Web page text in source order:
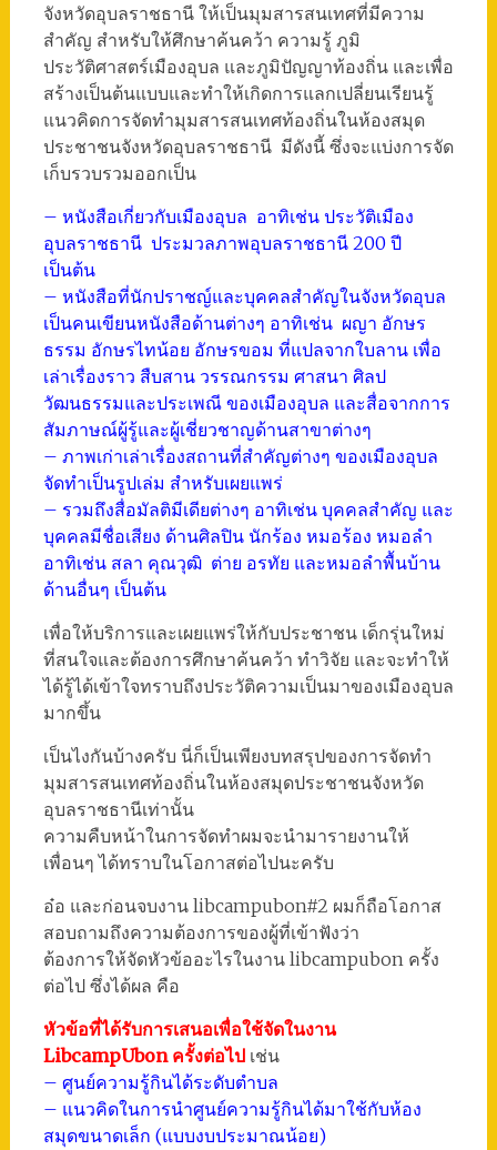
จังหวัดอุบลราชธานี ให้เป็นมุมสารสนเทศที่มีความ
สำคัญ สำหรับให้ศึกษาค้นคว้า ความรู้ ภูมิ
ประวัติศาสตร์เมืองอุบล และภูมิปัญญาท้องถิ่น และเพื่อ
สร้างเป็นต้นแบบและทำให้เกิดการแลกเปลี่ยนเรียนรู้
แนวคิดการจัดทำมุมสารสนเทศท้องถิ่นในห้องสมุด
ประชาชนจังหวัดอุบลราชธานี มีดังนี้ ซึ่งจะแบ่งการจัด
เก็บรวบรวมออกเป็น
– หนังสือเกี่ยวกับเมืองอุบล อาทิเช่น ประวัติเมือง
อุบลราชธานี ประมวลภาพอุบลราชธานี 200 ปี
เป็นต้น
– หนังสือที่นักปราชญ์และบุคคลสำคัญในจังหวัดอุบล
เป็นคนเขียนหนังสือด้านต่างๆ อาทิเช่น ผญา อักษร
ธรรม อักษรไทน้อย อักษรขอม ที่แปลจากใบลาน เพื่อ
เล่าเรื่องราว สืบสาน วรรณกรรม ศาสนา ศิลป
วัฒนธรรมและประเพณี ของเมืองอุบล และสื่อจากการ
สัมภาษณ์ผู้รู้และผู้เชี่ยวชาญด้านสาขาต่างๆ
– ภาพเก่าเล่าเรื่องสถานที่สำคัญต่างๆ ของเมืองอุบล
จัดทำเป็นรูปเล่ม สำหรับเผยแพร่
– รวมถึงสื่อมัลติมีเดียต่างๆ อาทิเช่น บุคคลสำคัญ และ
บุคคลมีชื่อเสียง ด้านศิลปิน นักร้อง หมอร้อง หมอลำ
อาทิเช่น สลา คุณวุฒิ ต่าย อรทัย และหมอลำพื้นบ้าน
ด้านอื่นๆ เป็นต้น
เพื่อให้บริการและเผยแพร่ให้กับประชาชน เด็กรุ่นใหม่
ที่สนใจและต้องการศึกษาค้นคว้า ทำวิจัย และจะทำให้
ได้รู้ได้เข้าใจทราบถึงประวัติความเป็นมาของเมืองอุบล
มากขึ้น
เป็นไงกันบ้างครับ นี่ก็เป็นเพียงบทสรุปของการจัดทำ
มุมสารสนเทศท้องถิ่นในห้องสมุดประชาชนจังหวัด
อุบลราชธานีเท่านั้น
ความคืบหน้าในการจัดทำผมจะนำมารายงานให้
เพื่อนๆ ได้ทราบในโอกาสต่อไปนะครับ
อ๋อ และก่อนจบงาน libcampubon#2 ผมก็ถือโอกาส
สอบถามถึงความต้องการของผู้ที่เข้าฟังว่า
ต้องการให้จัดหัวข้ออะไรในงาน libcampubon ครั้ง
ต่อไป ซึ่งได้ผล คือ
หัวข้อที่ได้รับการเสนอเพื่อใช้จัดในงาน
LibcampUbon ครั้งต่อไปเช่น
– ศูนย์ความรู้กินได้ระดับตำบล
– แนวคิดในการนำศูนย์ความรู้กินได้มาใช้กับห้อง
สมุดขนาดเล็ก (แบบงบประมาณน้อย)